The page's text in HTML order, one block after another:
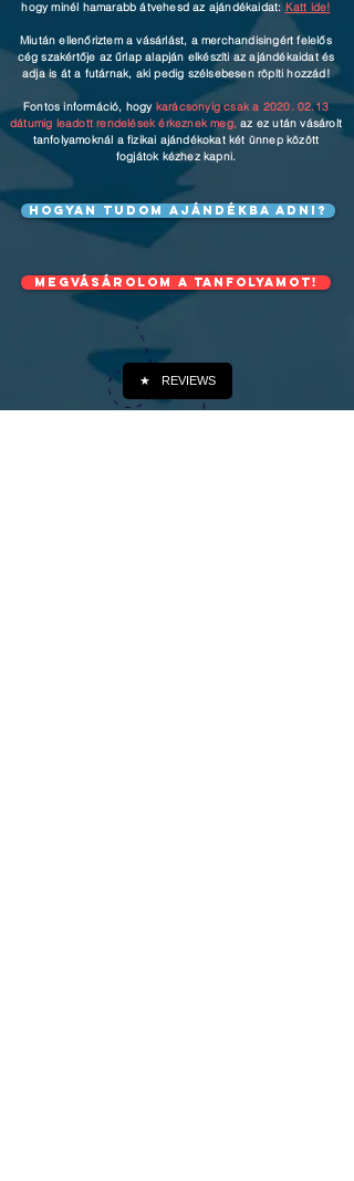
hogy minél hamarabb átvehesd az ajándékaidat:Katt ide!
Miután ellenőriztem a vásárlást, a merchandisingért felelős
cég szakértője az űrlap alapján elkészíti az ajándékaidat és
adja is át a futárnak, aki pedig szélsebesen röpíti hozzád!
Fontos információ, hogy karácsonyig csak a 2020. 02.13
dátumig leadott rendelések érkeznek meg, az ez után vásárolt
tanfolyamoknál a fizikai ajándékokat két ünnep között
fogjátok kézhez kapni.
Hogyan tudom ajándékba adni?
Megvásárolom a tanfolyamot!
★ REVIEWS